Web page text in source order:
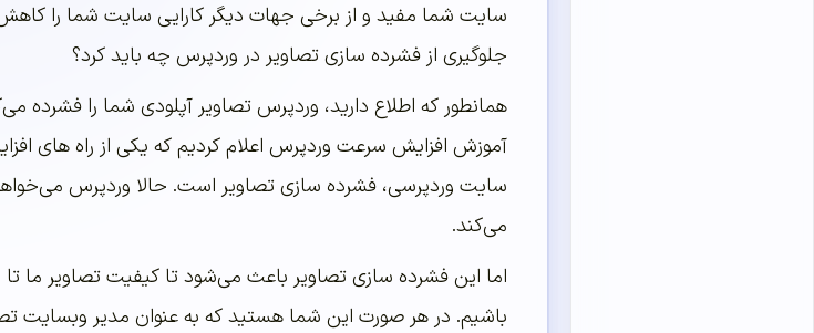
سایت شما مفید و از برخی جهات دیگر کارایی سایت شما را
جلوگیری از فشرده سازی تصاویر در وردپرس چه باید کرد؟
همانطور که اطلاع دارید، وردپرس تصاویر آپلودی شما را فشرده
آموزش افزایش سرعت وردپرس اعلام کردیم که یکی از راه های
سایت وردپرسی، فشرده سازی تصاویر است. حالا وردپرس
می‌کند.
اما این فشرده سازی تصاویر باعث می‌شود تا کیفیت تصاویر ما
باشیم. در هر صورت این شما هستید که به عنوان مدیر وبسایت